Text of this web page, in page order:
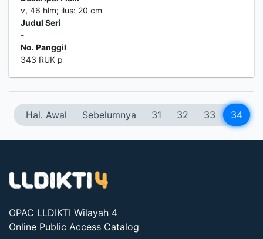
v, 46 hlm; ilus: 20 cm
Judul Seri
-
No. Panggil
343 RUK p
Hal. Awal Sebelumnya 31 32 33 34
OPAC LLDIKTI Wilayah 4
Online Public Access Catalog